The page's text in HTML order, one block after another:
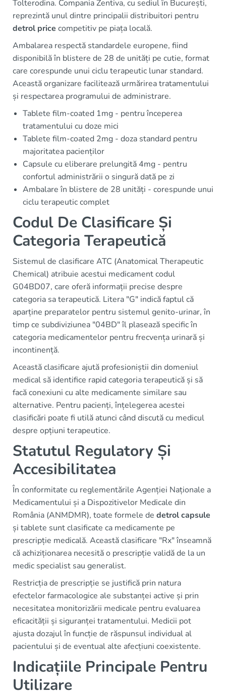
Tolterodina. Compania Zentiva, cu sediul în București,
reprezintă unul dintre principalii distribuitori pentru
detrol price competitiv pe piața locală.
Ambalarea respectă standardele europene, fiind
disponibilă în blistere de 28 de unități pe cutie, format
care corespunde unui ciclu terapeutic lunar standard.
Această organizare facilitează urmărirea tratamentului
și respectarea programului de administrare.
Tablete film-coated 1mg - pentru începerea
tratamentului cu doze mici
Tablete film-coated 2mg - doza standard pentru
majoritatea pacienților
Capsule cu eliberare prelungită 4mg - pentru
confortul administrării o singură dată pe zi
Ambalare în blistere de 28 unități - corespunde unui
ciclu terapeutic complet
Codul De Clasificare Și
Categoria Terapeutică
Sistemul de clasificare ATC (Anatomical Therapeutic
Chemical) atribuie acestui medicament codul
G04BD07, care oferă informații precise despre
categoria sa terapeutică. Litera "G" indică faptul că
aparține preparatelor pentru sistemul genito-urinar, în
timp ce subdiviziunea "04BD" îl plasează specific în
categoria medicamentelor pentru frecvența urinară și
incontinență.
Această clasificare ajută profesioniștii din domeniul
medical să identifice rapid categoria terapeutică și să
facă conexiuni cu alte medicamente similare sau
alternative. Pentru pacienți, înțelegerea acestei
clasificări poate fi utilă atunci când discută cu medicul
despre opțiuni terapeutice.
Statutul Regulatory Și
Accesibilitatea
În conformitate cu reglementările Agenției Naționale a
Medicamentului și a Dispozitivelor Medicale din
România (ANMDMR), toate formele de detrol capsule
și tablete sunt clasificate ca medicamente pe
prescripție medicală. Această clasificare "Rx" înseamnă
că achiziționarea necesită o prescripție validă de la un
medic specialist sau generalist.
Restricția de prescripție se justifică prin natura
efectelor farmacologice ale substanței active și prin
necesitatea monitorizării medicale pentru evaluarea
eficacității și siguranței tratamentului. Medicii pot
ajusta dozajul în funcție de răspunsul individual al
pacientului și de eventual alte afecțiuni coexistente.
Indicațiile Principale Pentru
Utilizare